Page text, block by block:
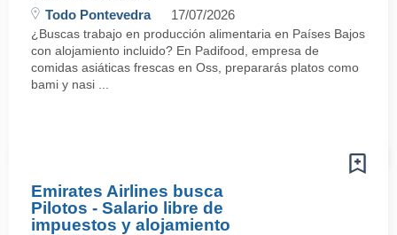
Todo Pontevedra 17/07/2026
¿Buscas trabajo en producción alimentaria en Países Bajos
con alojamiento incluido? En Padifood, empresa de
comidas asiáticas frescas en Oss, prepararás platos como
bami y nasi ...
Emirates Airlines busca
Pilotos - Salario libre de
impuestos y alojamiento